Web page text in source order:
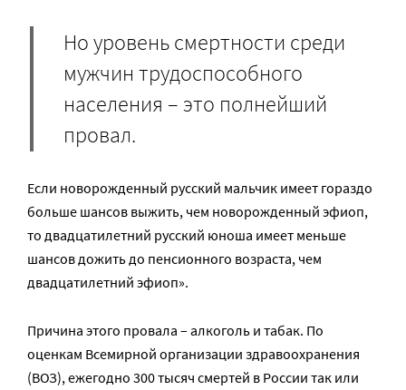
Но уровень смертности среди
мужчин трудоспособного
населения – это полнейший
провал.
Если новорожденный русский мальчик имеет гораздо
больше шансов выжить, чем новорожденный эфиоп,
то двадцатилетний русский юноша имеет меньше
шансов дожить до пенсионного возраста, чем
двадцатилетний эфиоп».
Причина этого провала – алкоголь и табак. По
оценкам Всемирной организации здравоохранения
(ВОЗ), ежегодно 300 тысяч смертей в России так или